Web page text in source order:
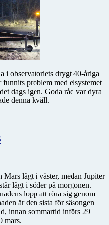
i observatoriets drygt 40-åriga
problem med elsystemet
dags igen. Goda råd var dyra
denna kväll.
Mars lågt i väster, medan Jupiter
lågt i söder på morgonen.
lopp att röra sig genom
är den sista för säsongen
innan sommartid införs 29
mars.